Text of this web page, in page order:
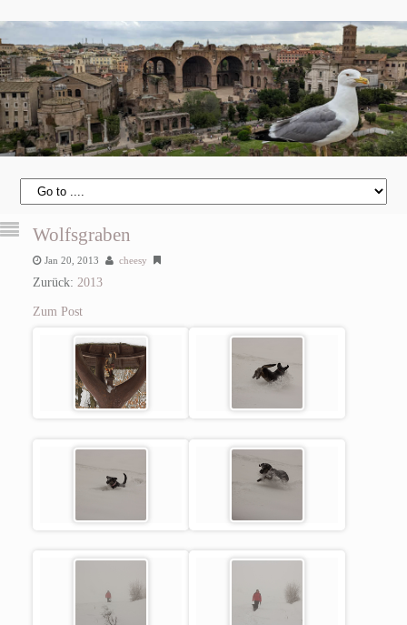
Wolfsgraben
Jan 20, 2013 cheesy
Zurück: 2013
Zum Post